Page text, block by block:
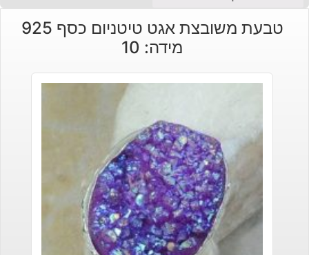
טבעת משובצת אגט טיטניום כסף 925
מידה: 10